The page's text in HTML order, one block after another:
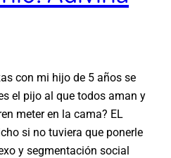
con mi hijo de 5 años se
el pijo al que todos aman y
meter en la cama? EL
si no tuviera que ponerle
y segmentación social